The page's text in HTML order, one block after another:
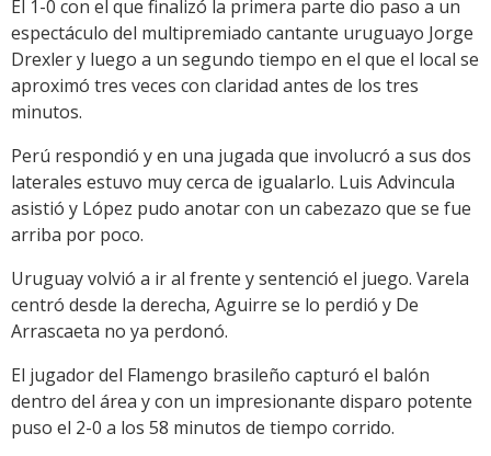
El 1-0 con el que finalizó la primera parte dio paso a un
espectáculo del multipremiado cantante uruguayo Jorge
Drexler y luego a un segundo tiempo en el que el local se
aproximó tres veces con claridad antes de los tres
minutos.
Perú respondió y en una jugada que involucró a sus dos
laterales estuvo muy cerca de igualarlo. Luis Advincula
asistió y López pudo anotar con un cabezazo que se fue
arriba por poco.
Uruguay volvió a ir al frente y sentenció el juego. Varela
centró desde la derecha, Aguirre se lo perdió y De
Arrascaeta no ya perdonó.
El jugador del Flamengo brasileño capturó el balón
dentro del área y con un impresionante disparo potente
puso el 2-0 a los 58 minutos de tiempo corrido.